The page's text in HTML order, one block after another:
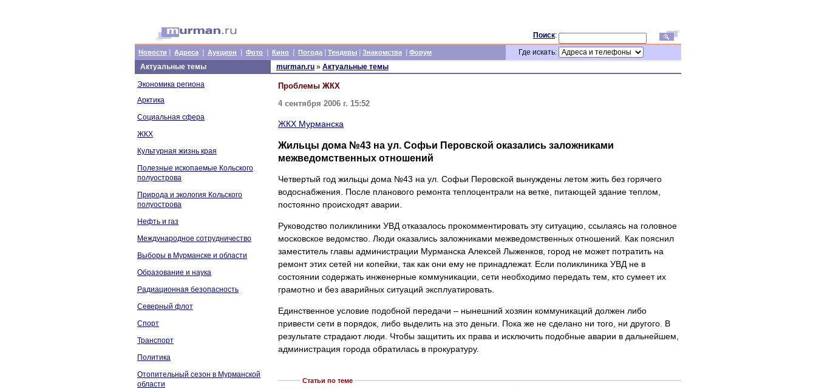
Поиск:
Новости Адреса Аукцион Фото Кино Погода Тендеры Знакомства Форум
Где искать:
Актуальные темы
Экономика региона
Арктика
Социальная сфера
ЖКХ
Культурная жизнь края
Полезные ископаемые Кольского
полуострова
Природа и экология Кольского
полуострова
Нефть и газ
Международное сотрудничество
Выборы в Мурманске и области
Образование и наука
Радиационная безопасность
Северный флот
Спорт
Транспорт
Политика
Отопительный сезон в Мурманской
области
murman.ru » Актуальные темы
Проблемы ЖКХ
4 сентября 2006 г. 15:52
ЖКХ Мурманска
Жильцы дома №43 на ул. Софьи Перовской оказались заложниками
межведомственных отношений
Четвертый год жильцы дома №43 на ул. Софьи Перовской вынуждены летом жить без горячего
водоснабжения. После планового ремонта теплоцентрали на ветке, питающей здание теплом,
постоянно происходят аварии.
Руководство поликлиники УВД отказалось прокомментировать эту ситуацию, ссылаясь на головное
московское ведомство. Люди оказались заложниками межведомственных отношений. Как пояснил
заместитель главы администрации Мурманска Алексей Лыженков, город не может потратить на
ремонт этих сетей ни копейки, так как они ему не принадлежат. Если поликлиника УВД не в
состоянии содержать инженерные коммуникации, сети необходимо передать тем, кто сумеет их
грамотно и без аварийных ситуаций эксплуатировать.
Единственное условие подобной передачи – нынешний хозяин коммуникаций должен либо
привести сети в порядок, либо выделить на это деньги. Пока же не сделано ни того, ни другого. В
результате страдают люди. Чтобы защитить их права и исключить подобные аварии в дальнейшем,
администрация города обратилась в прокуратуру.
Статьи по теме